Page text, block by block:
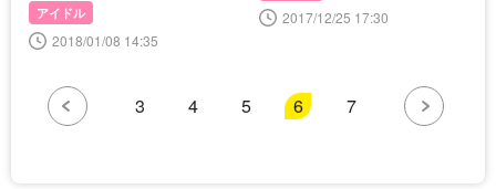
アイドル
2018/01/08 14:35
2017/12/25 17:30
3 4 5 6 7